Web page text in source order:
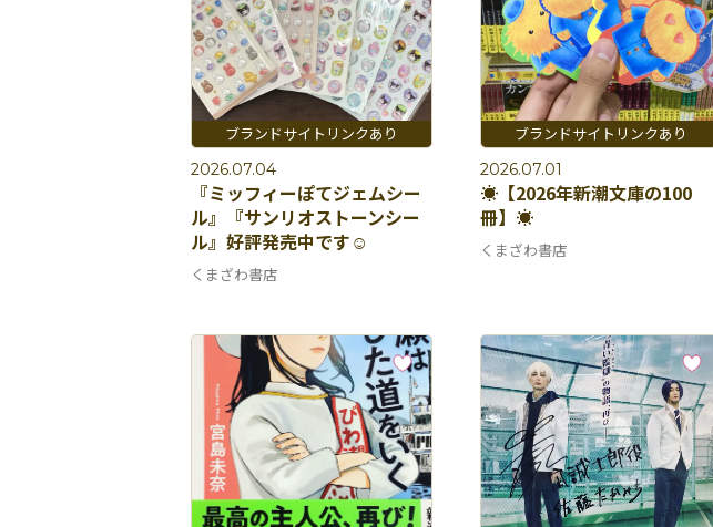
2026.07.04
『ミッフィーぽてジェムシー
ル』『サンリオストーンシー
ル』好評発売中です☺️
くまざわ書店
2026.07.01
☀️【2026年新潮文庫の100
冊】☀️
くまざわ書店